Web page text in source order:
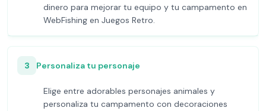
dinero para mejorar tu equipo y tu campamento en
WebFishing en Juegos Retro.
3 Personaliza tu personaje
Elige entre adorables personajes animales y
personaliza tu campamento con decoraciones